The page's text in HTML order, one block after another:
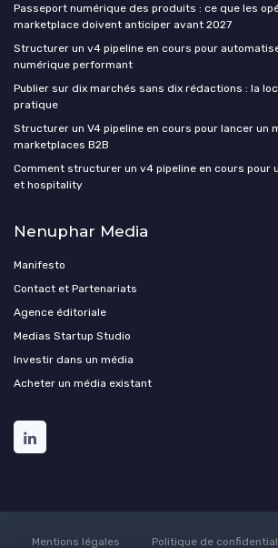
Passeport numérique des produits : ce que les
marketplace doivent anticiper avant 2027
Structurer un v4 pipeline en cours pour
numérique performant
Publier sur dix marchés sans dix rédactions : la
pratique
Structurer un V4 pipeline en cours pour lancer un
marketplaces B2B
Comment structurer un v4 pipeline en cours pour
et hospitality
Nenuphar Media
Manifesto
Contact et Partenariats
Agence éditoriale
Medias Startup Studio
Investir dans un média
Acheter un média existant
Mentions légales Politique de